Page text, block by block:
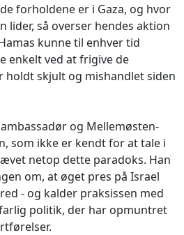
forholdene er i Gaza, og hvor
lider, så overser hendes aktion
kunne til enhver tid
enkelt ved at frigive de
holdt skjult og mishandlet siden
og Mellemøsten-
som ikke er kendt for at tale i
netop dette paradoks. Han
om, at øget pres på Israel
- og kalder praksissen med
politik, der har opmuntret